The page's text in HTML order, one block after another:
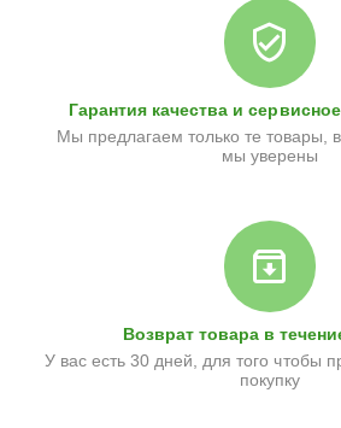
Гарантия качества и
Мы предлагаем только те товары,
мы уверены
Возврат товара в
У вас есть 30 дней, для того чтобы
покупку